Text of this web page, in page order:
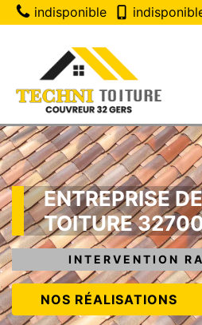
indisponible
ENTREPRISE
TOITURE
INTERVENTION
NOS RÉALISATIONS